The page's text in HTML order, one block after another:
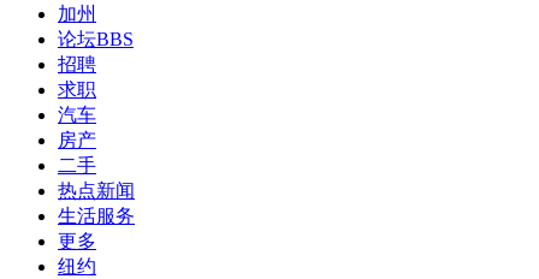
加州
论坛BBS
招聘
求职
汽车
房产
二手
热点新闻
生活服务
更多
纽约